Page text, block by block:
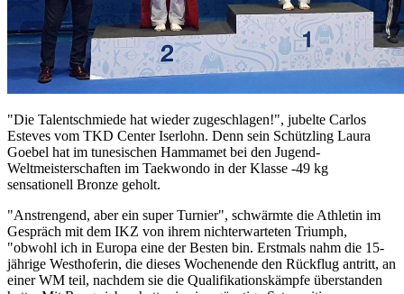
"Die Talentschmiede hat wieder zugeschlagen!", jubelte Carlos
Esteves vom TKD Center Iserlohn. Denn sein Schützling Laura
Goebel hat im tunesischen Hammamet bei den Jugend-
Weltmeisterschaften im Taekwondo in der Klasse -49 kg
sensationell Bronze geholt.
"Anstrengend, aber ein super Turnier", schwärmte die Athletin im
Gespräch mit dem IKZ von ihrem nichterwarteten Triumph,
"obwohl ich in Europa eine der Besten bin. Erstmals nahm die 15-
jährige Westhoferin, die dieses Wochenende den Rückflug antritt, an
einer WM teil, nachdem sie die Qualifikationskämpfe überstanden